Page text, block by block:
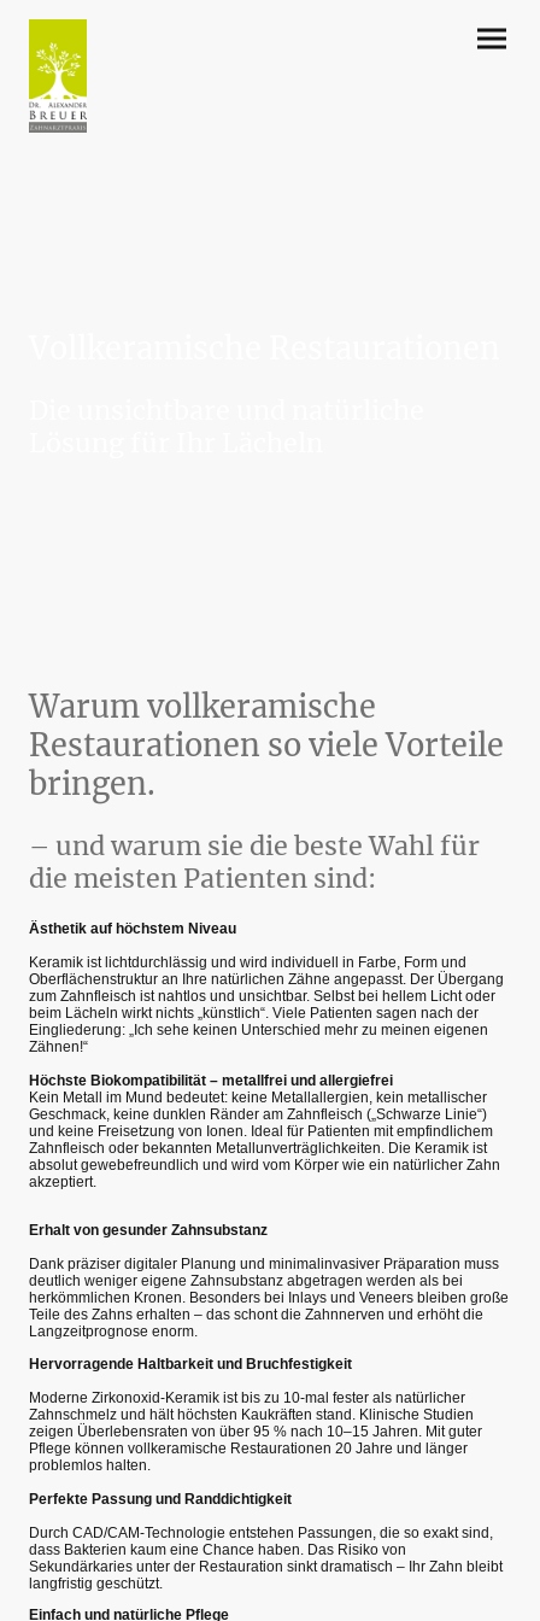
Warum vollkeramische
Restaurationen so viele Vorteile
bringen.
– und warum sie die beste Wahl für
die meisten Patienten sind:
Ästhetik auf höchstem Niveau
Keramik ist lichtdurchlässig und wird individuell in Farbe, Form und
Oberflächenstruktur an Ihre natürlichen Zähne angepasst. Der Übergang
zum Zahnfleisch ist nahtlos und unsichtbar. Selbst bei hellem Licht oder
beim Lächeln wirkt nichts „künstlich“. Viele Patienten sagen nach der
Eingliederung: „Ich sehe keinen Unterschied mehr zu meinen eigenen
Zähnen!“
Höchste Biokompatibilität – metallfrei und allergiefrei
Kein Metall im Mund bedeutet: keine Metallallergien, kein metallischer
Geschmack, keine dunklen Ränder am Zahnfleisch („Schwarze Linie“)
und keine Freisetzung von Ionen. Ideal für Patienten mit empfindlichem
Zahnfleisch oder bekannten Metallunverträglichkeiten. Die Keramik ist
absolut gewebefreundlich und wird vom Körper wie ein natürlicher Zahn
akzeptiert.
Erhalt von gesunder Zahnsubstanz
Dank präziser digitaler Planung und minimalinvasiver Präparation muss
deutlich weniger eigene Zahnsubstanz abgetragen werden als bei
herkömmlichen Kronen. Besonders bei Inlays und Veneers bleiben große
Teile des Zahns erhalten – das schont die Zahnnerven und erhöht die
Langzeitprognose enorm.
Hervorragende Haltbarkeit und Bruchfestigkeit
Moderne Zirkonoxid-Keramik ist bis zu 10-mal fester als natürlicher
Zahnschmelz und hält höchsten Kaukräften stand. Klinische Studien
zeigen Überlebensraten von über 95 % nach 10–15 Jahren. Mit guter
Pflege können vollkeramische Restaurationen 20 Jahre und länger
problemlos halten.
Perfekte Passung und Randdichtigkeit
Durch CAD/CAM-Technologie entstehen Passungen, die so exakt sind,
dass Bakterien kaum eine Chance haben. Das Risiko von
Sekundärkaries unter der Restauration sinkt dramatisch – Ihr Zahn bleibt
langfristig geschützt.
Einfach und natürliche Pflege